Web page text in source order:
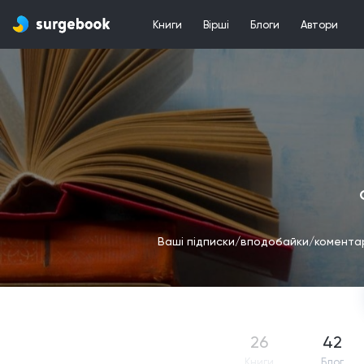
Книги Вірші Блоги Автори
Ваші підписки/вподобайки/
26 42